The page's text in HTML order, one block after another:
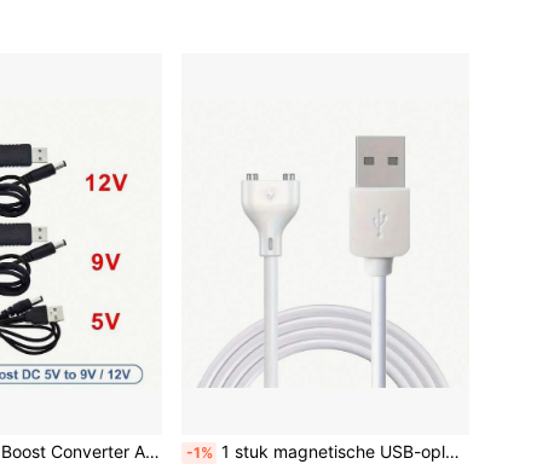
5V/9V/12V USB Boost Converter Adapterkabel (met DC-stekker) - USB Boost Power Converter, geschikt voor powerbanks, routers, ventilatoren, luidsprekers en andere apparaten, USB-conversiekabel (5,5 mm * 2,1 mm interface) -1% 1 stuk magnetische USB-oplaadkabel van 5-6 mm met ovale basis van 82 cm, vervangbare oplaadkabel